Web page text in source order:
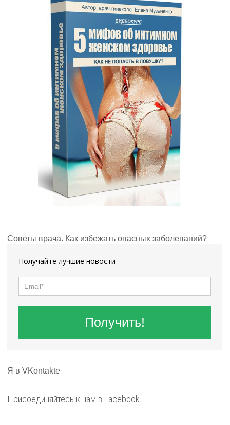
Советы врача. Как избежать опасных заболеваний?
Получайте лучшие новости
Получить!
Я в VKontakte
Присоединяйтесь к нам в Facebook